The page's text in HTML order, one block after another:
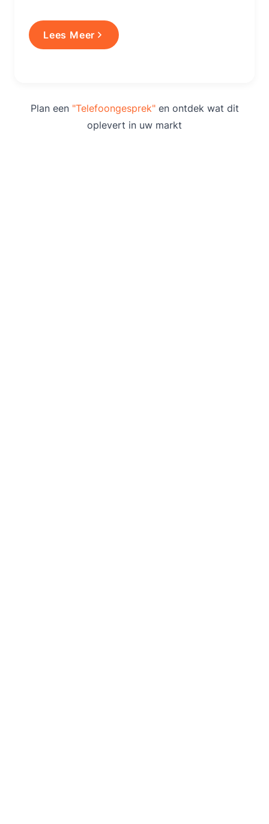
Lees Meer
Plan een "Telefoongesprek" en ontdek wat dit
oplevert in uw markt